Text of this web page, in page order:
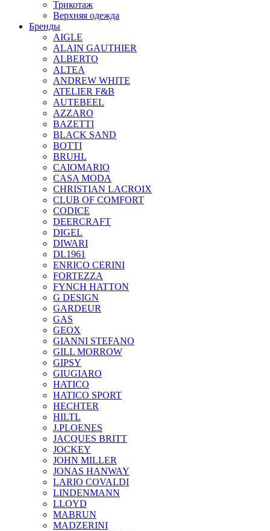
Трикотаж
Верхняя одежда
Бренды
AIGLE
ALAIN GAUTHIER
ALBERTO
ALTEA
ANDREW WHITE
ATELIER F&B
AUTEBEEL
AZZARO
BAZETTI
BLACK SAND
BOTTI
BRUHL
CAIOMARIO
CASA MODA
CHRISTIAN LACROIX
CLUB OF COMFORT
CODICE
DEERCRAFT
DIGEL
DIWARI
DL1961
ENRICO CERINI
FORTEZZA
FYNCH HATTON
G DESIGN
GARDEUR
GAS
GEOX
GIANNI STEFANO
GILL MORROW
GIPSY
GIUGIARO
HATICO
HATICO SPORT
HECHTER
HILTL
J.PLOENES
JAСQUES BRITT
JOCKEY
JOHN MILLER
JONAS HANWAY
LARIO COVALDI
LINDENMANN
LLOYD
MABRUN
MADZERINI